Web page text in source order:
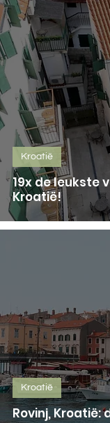
19x de leukste
Kroatië!
Kroatië
Rovinj, Kroatië:
Kroatië